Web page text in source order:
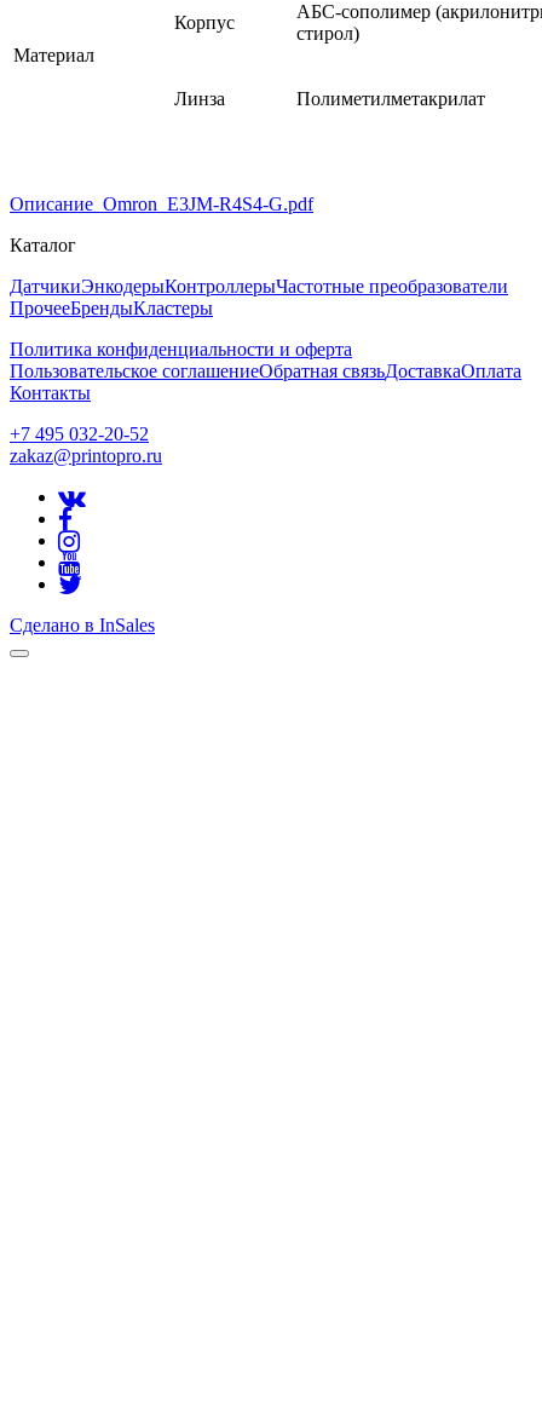
Материал
Корпус
АБС-сополимер
стирол)
Линза Полиметилметакрилат
Описание_Omron_E3JM-R4S4-G.pdf
Каталог
ДатчикиЭнкодерыКонтроллерыЧастотные преобразователи
ПрочееБрендыКластеры
Политика конфиденциальности и оферта
Пользовательское соглашениеОбратная связьДоставкаОплата
Контакты
+7 495 032-20-52
zakaz@printopro.ru
Сделано в InSales